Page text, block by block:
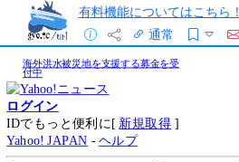
有料機能についてはこちら！
通常